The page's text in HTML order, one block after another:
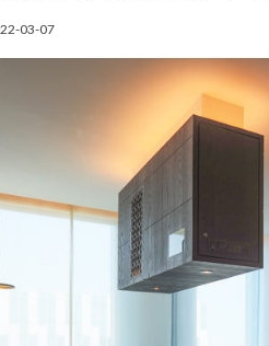
03-07